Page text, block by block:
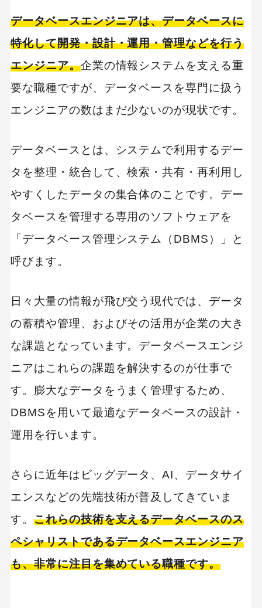
7,論理的思考力
データベースエンジニアのやりがいと向いている
人
ITコンサルタント
データアナリスト
データベースエンジニアを目指すうえで有利な資
1,基本情報技術者試験
3,ORACLE MASTER
4,MCP（マイクロソフト認定プロフェッショナ
ル）
未経験からデータベースエンジニアになる方法
1,データベース関連の資格を取得する
2,プログラミングスクールに通う
3,システムエンジニアとして経験を積んで転職
今後も需要の高まるデータベースエンジニアを目
指そう！
データベースエンジニアは、データベースに
特化して開発・設計・運用・管理などを行う
エンジニア。企業の情報システムを支える重
要な職種ですが、データベースを専門に扱う
エンジニアの数はまだ少ないのが現状です。
データベースとは、システムで利用するデー
タを整理・統合して、検索・共有・再利用し
やすくしたデータの集合体のことです。デー
タベースを管理する専用のソフトウェアを
「データベース管理システム（DBMS）」と
呼びます。
日々大量の情報が飛び交う現代では、データ
の蓄積や管理、およびその活用が企業の大き
な課題となっています。データベースエンジ
ニアはこれらの課題を解決するのが仕事で
す。膨大なデータをうまく管理するため、
DBMSを用いて最適なデータベースの設計・
運用を行います。
さらに近年はビッグデータ、AI、データサイ
エンスなどの先端技術が普及してきていま
す。 これらの技術を支えるデータベースのス
ペシャリストであるデータベースエンジニア
も、非常に注目を集めている職種です。